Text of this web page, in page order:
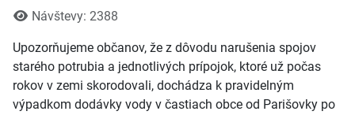
Návštevy: 2388
Upozorňujeme občanov, že z dôvodu narušenia spojov
starého potrubia a jednotlivých prípojok, ktoré už počas
rokov v zemi skorodovali, dochádza k pravidelným
výpadkom dodávky vody v častiach obce od Parišovky po